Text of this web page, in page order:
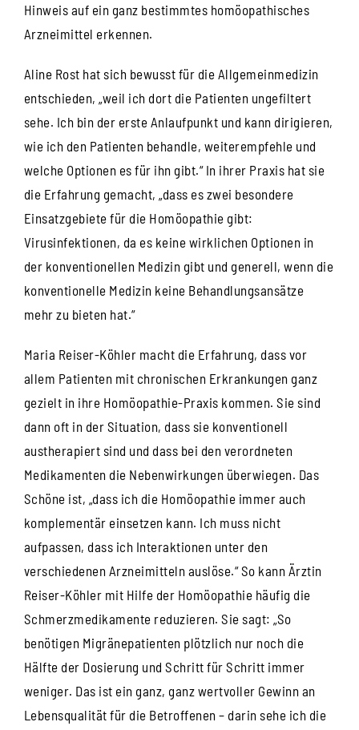
Hinweis auf ein ganz bestimmtes homöopathisches
Arzneimittel erkennen.
Aline Rost hat sich bewusst für die Allgemeinmedizin
entschieden, „weil ich dort die Patienten ungefiltert
sehe. Ich bin der erste Anlaufpunkt und kann dirigieren,
wie ich den Patienten behandle, weiterempfehle und
welche Optionen es für ihn gibt.“ In ihrer Praxis hat sie
die Erfahrung gemacht, „dass es zwei besondere
Einsatzgebiete für die Homöopathie gibt:
Virusinfektionen, da es keine wirklichen Optionen in
der konventionellen Medizin gibt und generell, wenn die
konventionelle Medizin keine Behandlungsansätze
mehr zu bieten hat.“
Maria Reiser-Köhler macht die Erfahrung, dass vor
allem Patienten mit chronischen Erkrankungen ganz
gezielt in ihre Homöopathie-Praxis kommen. Sie sind
dann oft in der Situation, dass sie konventionell
austherapiert sind und dass bei den verordneten
Medikamenten die Nebenwirkungen überwiegen. Das
Schöne ist, „dass ich die Homöopathie immer auch
komplementär einsetzen kann. Ich muss nicht
aufpassen, dass ich Interaktionen unter den
verschiedenen Arzneimitteln auslöse.“ So kann Ärztin
Reiser-Köhler mit Hilfe der Homöopathie häufig die
Schmerzmedikamente reduzieren. Sie sagt: „So
benötigen Migränepatienten plötzlich nur noch die
Hälfte der Dosierung und Schritt für Schritt immer
weniger. Das ist ein ganz, ganz wertvoller Gewinn an
Lebensqualität für die Betroffenen – darin sehe ich die